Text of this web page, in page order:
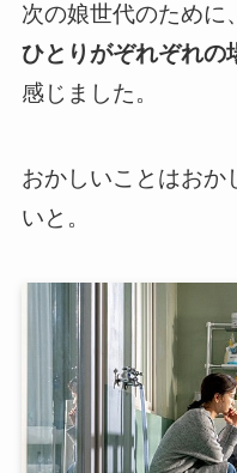
次の娘世代のために
ひとりがぞれぞれの
感じました。
おかしいことはおか
いと。